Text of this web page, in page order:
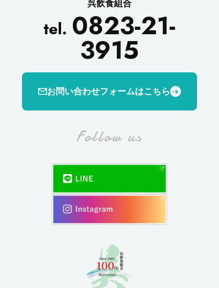
呉飲食組合
tel. 0823-21-
3915
お問い合わせフォームはこちら
Follow us